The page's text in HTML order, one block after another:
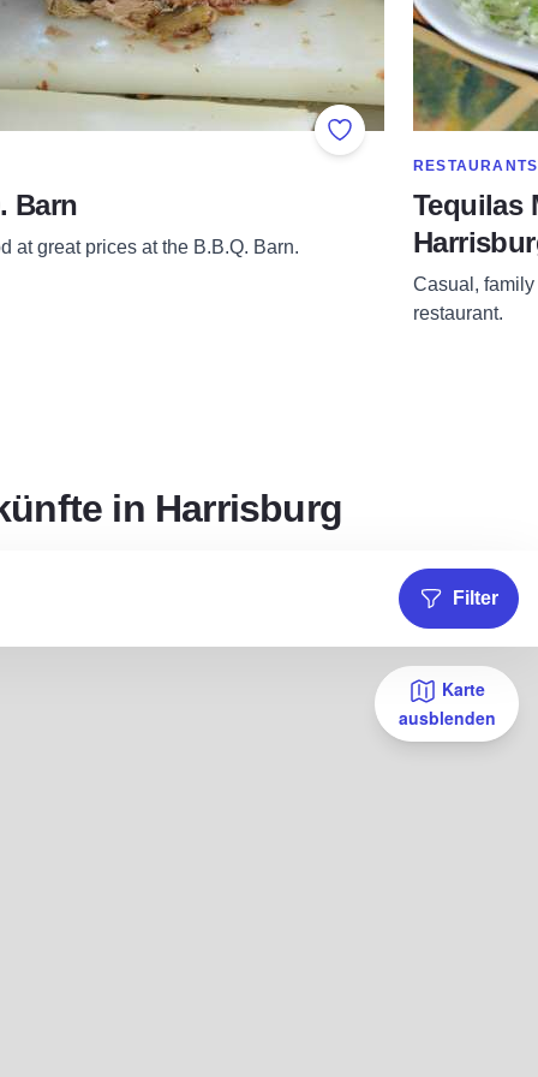
Add to Favorites
IN CATEGORY OF
Barn
at great prices at the B.B.Q. Barn.
SHOW MORE
RESTAURANTS
Tequilas
Casual,
restaurant.
in Harrisburg
Filter
Karte
ausblenden